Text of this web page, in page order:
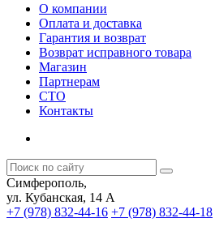
О компании
Оплата и доставка
Гарантия и возврат
Возврат исправного товара
Магазин
Партнерам
СТО
Контакты
Симферополь,
ул. Кубанская, 14 А
+7 (978) 832-44-16 +7 (978) 832-44-18